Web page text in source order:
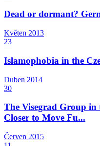
Dead or dormant?
Květen 2013
23
Islamophobia in the
Duben 2014
30
The Visegrad Group in
Closer to Move Fu...
Červen 2015